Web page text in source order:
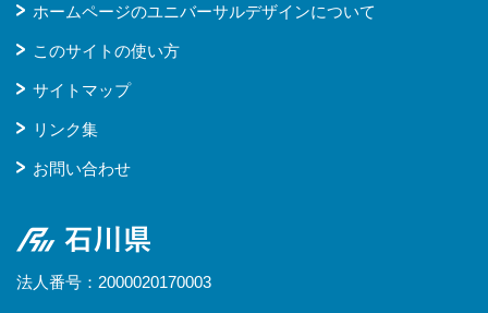
ホームページのユニバーサルデザインについて
このサイトの使い方
サイトマップ
リンク集
お問い合わせ
石川県
法人番号：2000020170003